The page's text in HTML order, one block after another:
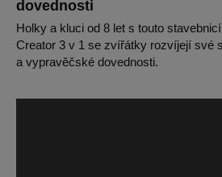
dovednosti
Holky a kluci od 8 let s touto
Creator 3 v 1 se zvířátky rozvíjejí své
a vypravěčské dovednosti.